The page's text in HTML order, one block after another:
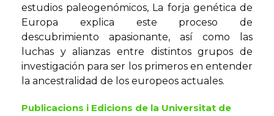
estudios paleogenómicos, La forja genética de
Europa explica este proceso de
descubrimiento apasionante, así como las
luchas y alianzas entre distintos grupos de
investigación para ser los primeros en entender
la ancestralidad de los europeos actuales.
Publicacions i Edicions de la Universitat de